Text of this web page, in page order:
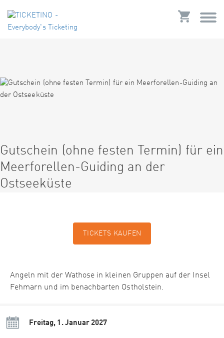
Gutschein (ohne festen Termin) für ein
Meerforellen-Guiding an der
Ostseeküste
TICKETS KAUFEN
Angeln mit der Wathose in kleinen Gruppen auf der Insel
Fehmarn und im benachbarten Ostholstein.
Freitag, 1. Januar 2027